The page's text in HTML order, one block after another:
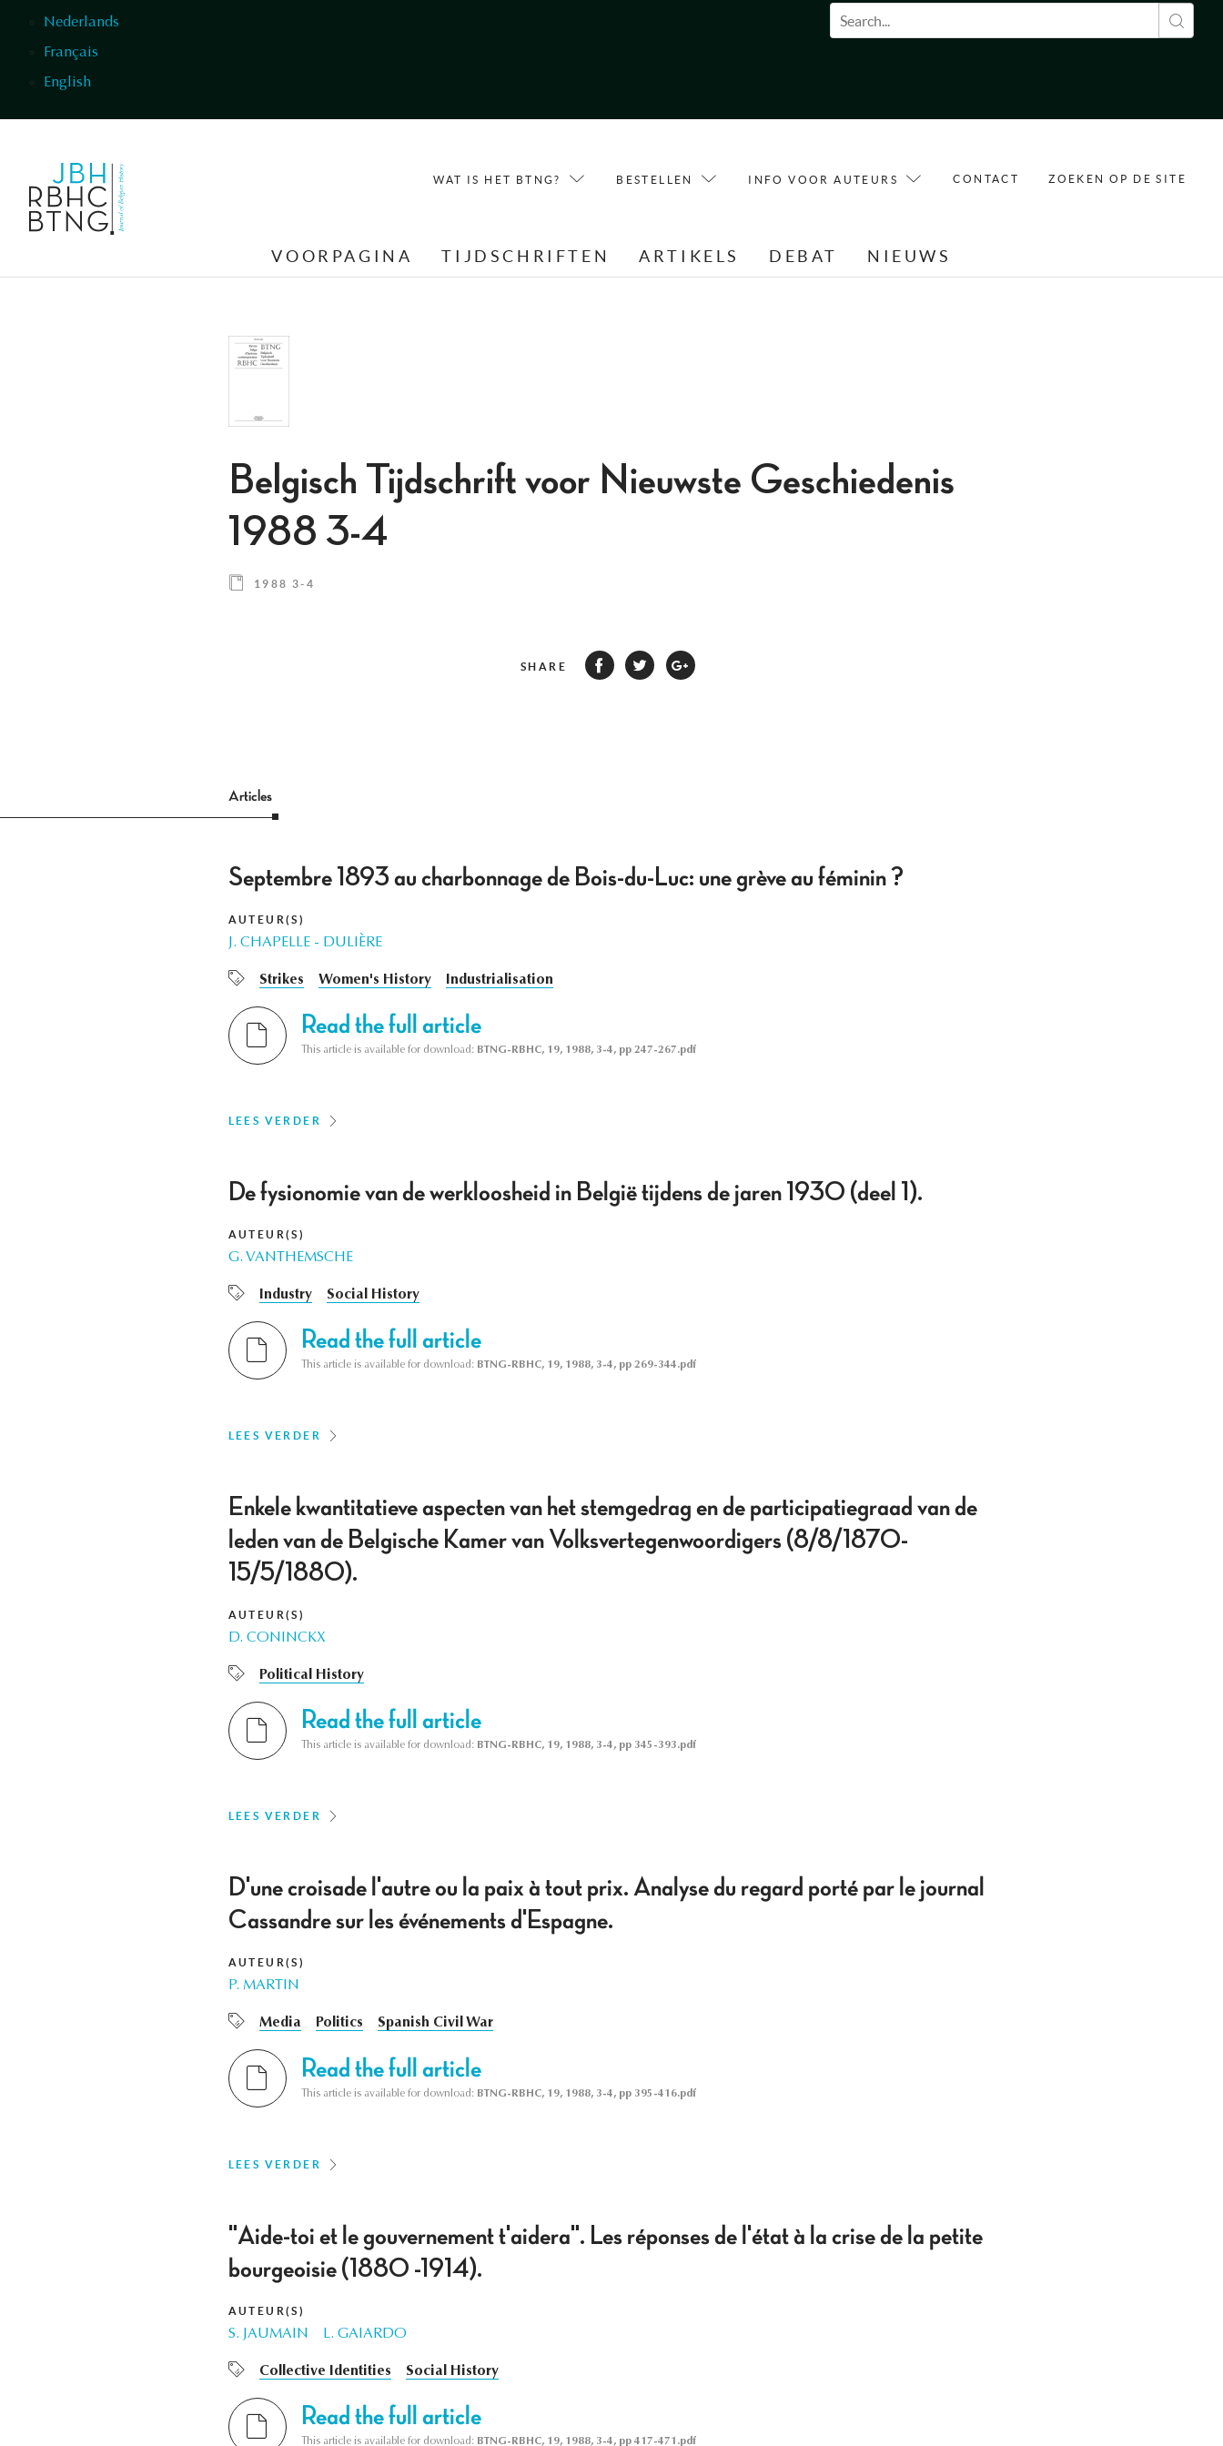
Nederlands
Français
English
Zoekveld
WAT IS HET BTNG? BESTELLEN INFO VOOR AUTEURS CONTACT ZOEKEN OP DE SITE
VOORPAGINA TIJDSCHRIFTEN ARTIKELS DEBAT NIEUWS
Belgisch Tijdschrift voor Nieuwste Geschiedenis
1988 3-4
1988 3-4
SHARE
Articles
Septembre 1893 au charbonnage de Bois-du-Luc: une grève au féminin ?
AUTEUR(S)
J. CHAPELLE - DULIÈRE
Strikes Women's History Industrialisation
Read the full article
This article is available for download: BTNG-RBHC, 19, 1988, 3-4, pp 247-267.pdf
LEES VERDER
De fysionomie van de werkloosheid in België tijdens de jaren 1930 (deel 1).
AUTEUR(S)
G. VANTHEMSCHE
Industry Social History
Read the full article
This article is available for download: BTNG-RBHC, 19, 1988, 3-4, pp 269-344.pdf
LEES VERDER
Enkele kwantitatieve aspecten van het stemgedrag en de participatiegraad van de
leden van de Belgische Kamer van Volksvertegenwoordigers (8/8/1870-
15/5/1880).
AUTEUR(S)
D. CONINCKX
Political History
Read the full article
This article is available for download: BTNG-RBHC, 19, 1988, 3-4, pp 345-393.pdf
LEES VERDER
D'une croisade l'autre ou la paix à tout prix. Analyse du regard porté par le journal
Cassandre sur les événements d'Espagne.
AUTEUR(S)
P. MARTIN
Media Politics Spanish Civil War
Read the full article
This article is available for download: BTNG-RBHC, 19, 1988, 3-4, pp 395-416.pdf
LEES VERDER
"Aide-toi et le gouvernement t'aidera". Les réponses de l'état à la crise de la petite
bourgeoisie (1880 -1914).
AUTEUR(S)
S. JAUMAIN L. GAIARDO
Collective Identities Social History
Read the full article
This article is available for download: BTNG-RBHC, 19, 1988, 3-4, pp 417-471.pdf